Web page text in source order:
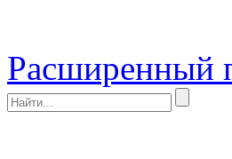
Расширенный